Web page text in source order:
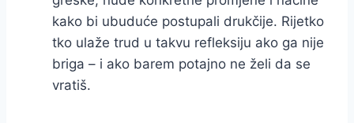
kako bi ubuduće postupali drukčije. Rijetko
tko ulaže trud u takvu refleksiju ako ga nije
briga – i ako barem potajno ne želi da se
vratiš.